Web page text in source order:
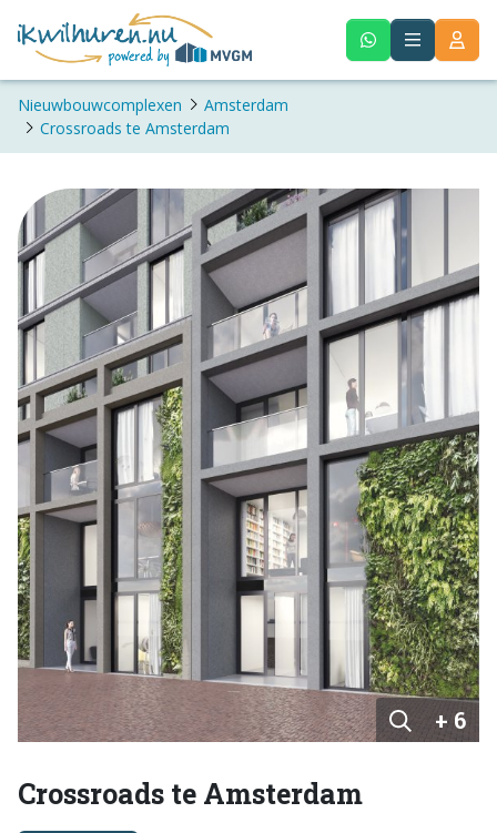
Nieuwbouwcomplexen
Amsterdam
Crossroads te Amsterdam
+ 6
Crossroads te Amsterdam